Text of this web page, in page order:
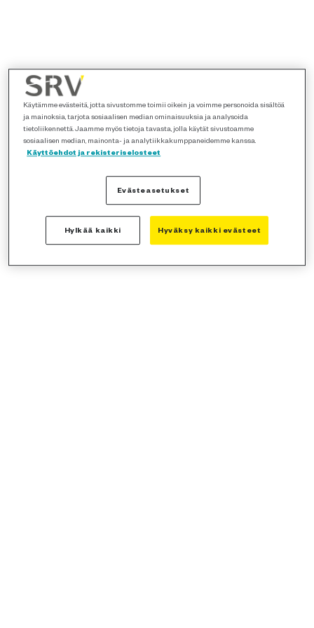
Käytämme evästeitä, jotta sivustomme toimii oikein ja voimme personoida sisältöä
ja mainoksia, tarjota sosiaalisen median ominaisuuksia ja analysoida
tietoliikennettä. Jaamme myös tietoja tavasta, jolla käytät sivustoamme
sosiaalisen median, mainonta- ja analytiikkakumppaneidemme kanssa.
Käyttöehdot ja rekisteriselosteet
Evästeasetukset
Hylkää kaikki Hyväksy kaikki evästeet